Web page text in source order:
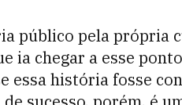
público pela própria
ia chegar a esse
essa história fosse